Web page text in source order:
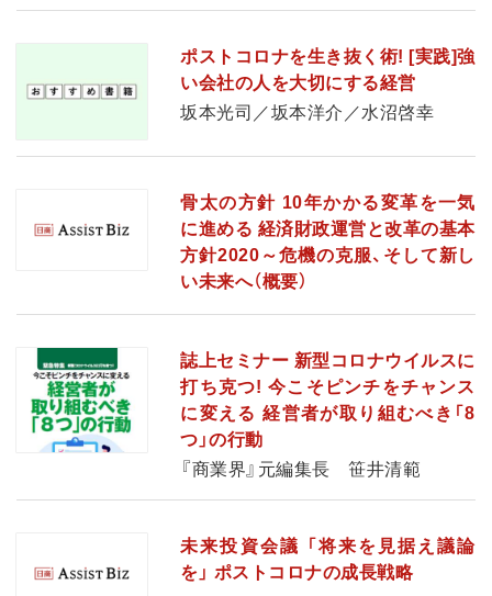
ポストコロナを生き抜く術! [実践]強
い会社の人を大切にする経営
坂本光司／坂本洋介／水沼啓幸
骨太の方針 10年かかる変革を一気
に進める 経済財政運営と改革の基本
方針2020～危機の克服、そして新し
い未来へ（概要）
誌上セミナー 新型コロナウイルスに
打ち克つ! 今こそピンチをチャンス
に変える 経営者が取り組むべき「8
つ」の行動
『商業界』元編集長 笹井清範
未来投資会議 「将来を見据え議論
を」 ポストコロナの成長戦略